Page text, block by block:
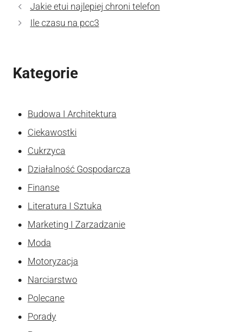
Jakie etui najlepiej chroni telefon
Ile czasu na pcc3
Kategorie
Budowa I Architektura
Ciekawostki
Cukrzyca
Działalność Gospodarcza
Finanse
Literatura I Sztuka
Marketing I Zarzadzanie
Moda
Motoryzacja
Narciarstwo
Polecane
Porady